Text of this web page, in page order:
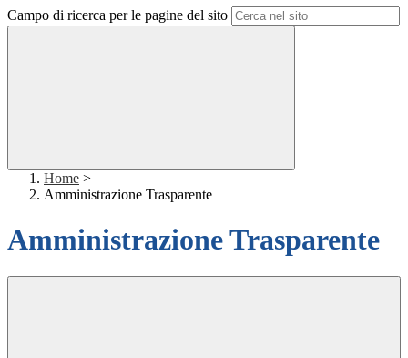
Campo di ricerca per le pagine del sito
Home >
Amministrazione Trasparente
Amministrazione Trasparente